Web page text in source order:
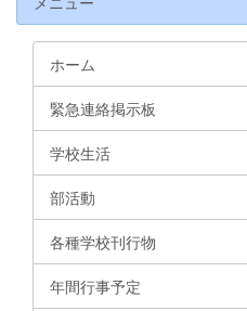
ホーム
緊急連絡掲示板
学校生活
部活動
各種学校刊行物
年間行事予定